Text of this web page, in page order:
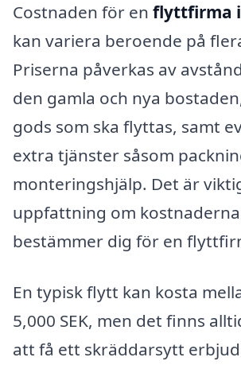
Costnaden för en flyttfirma i
kan variera beroende på
Priserna påverkas av
den gamla och nya
gods som ska flyttas, samt
extra tjänster såsom
monteringshjälp. Det är
uppfattning om
bestämmer dig för en
En typisk flytt kan kosta
5,000 SEK, men det finns
att få ett skräddarsytt